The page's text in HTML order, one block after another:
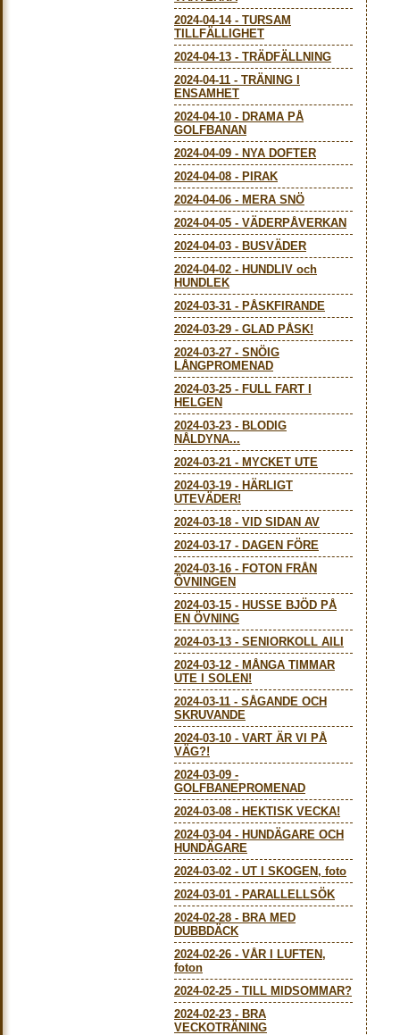
2024-04-14- TURSAM
TILLFÄLLIGHET
2024-04-13 - TRÄDFÄLLNING
2024-04-11 - TRÄNING I
ENSAMHET
2024-04-10 - DRAMA PÅ
GOLFBANAN
2024-04-09 - NYA DOFTER
2024-04-08 - PIRAK
2024-04-06 - MERA SNÖ
2024-04-05 - VÄDERPÅVERKAN
2024-04-03 - BUSVÄDER
2024-04-02 - HUNDLIV och
HUNDLEK
2024-03-31 - PÅSKFIRANDE
2024-03-29 - GLAD PÅSK!
2024-03-27 - SNÖIG
LÅNGPROMENAD
2024-03-25 - FULL FART I
HELGEN
2024-03-23 - BLODIG
NÅLDYNA...
2024-03-21 - MYCKET UTE
2024-03-19 - HÄRLIGT
UTEVÄDER!
2024-03-18 - VID SIDAN AV
2024-03-17 - DAGEN FÖRE
2024-03-16 - FOTON FRÅN
ÖVNINGEN
2024-03-15 - HUSSE BJÖD PÅ
EN ÖVNING
2024-03-13 - SENIORKOLL AILI
2024-03-12 - MÅNGA TIMMAR
UTE I SOLEN!
2024-03-11 - SÅGANDE OCH
SKRUVANDE
2024-03-10 - VART ÄR VI PÅ
VÄG?!
2024-03-09 -
GOLFBANEPROMENAD
2024-03-08 - HEKTISK VECKA!
2024-03-04- HUNDÄGARE OCH
HUNDÄGARE
2024-03-02 - UT I SKOGEN, foto
2024-03-01 - PARALLELLSÖK
2024-02-28 - BRA MED
DUBBDÄCK
2024-02-26 - VÅR I LUFTEN,
foton
2024-02-25 - TILL MIDSOMMAR?
2024-02-23 - BRA
VECKOTRÄNING